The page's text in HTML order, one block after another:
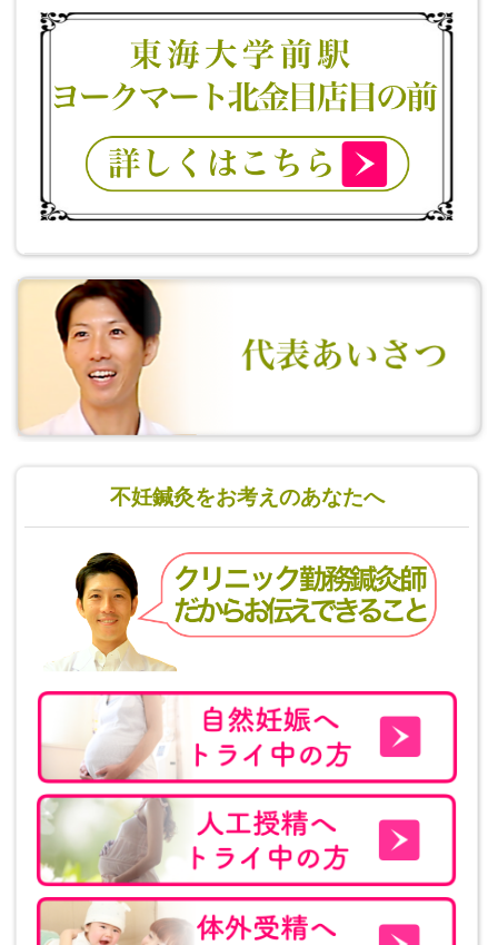
不妊鍼灸をお考えのあなたへ